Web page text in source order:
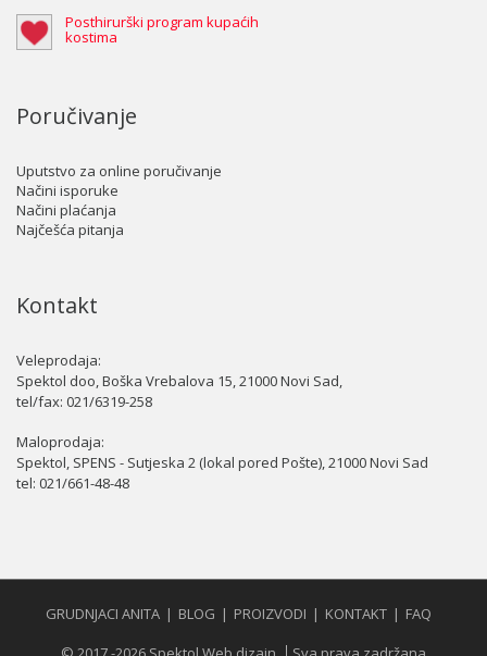
Posthirurški program kupaćih
kostima
Poručivanje
Uputstvo za online poručivanje
Načini isporuke
Načini plaćanja
Najčešća pitanja
Kontakt
Veleprodaja:
Spektol doo, Boška Vrebalova 15, 21000 Novi Sad,
tel/fax: 021/6319-258
Maloprodaja:
Spektol, SPENS - Sutjeska 2 (lokal pored Pošte), 21000 Novi Sad
tel: 021/661-48-48
GRUDNJACI ANITA BLOG PROIZVODI KONTAKT
FAQ